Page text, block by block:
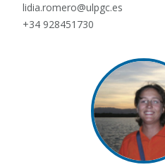
lidia.romero@ulpgc.es
+34 928451730